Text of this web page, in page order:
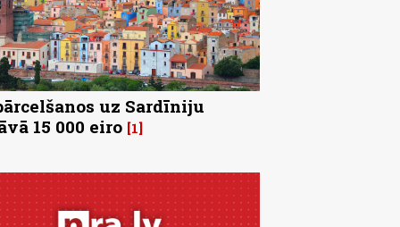
uz Sardīniju
15 000 eiro 1